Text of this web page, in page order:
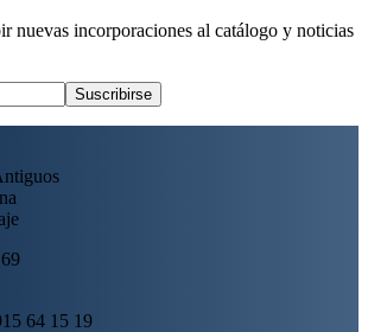
nuevas incorporaciones al catálogo y noticias
Suscribirse
64 15 19